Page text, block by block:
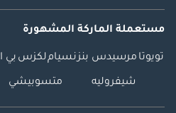
مستعملة الماركة المشهورة
تويوتا مرسيدس بنزنسياملكزس بي
شيفروليه متسوبيشي